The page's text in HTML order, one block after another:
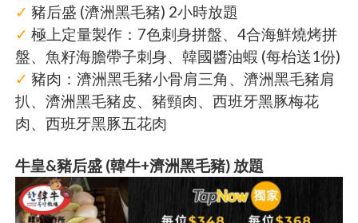
✓ 豬后盛 (濟洲黑毛豬) 2小時放題
✓ 極上定量製作：7色刺身拼盤、4合海鮮燒烤拼
盤、魚籽海膽帶子刺身、韓國醬油蝦 (每枱送1份)
✓豬肉：濟洲黑毛豬小骨肩三角、濟洲黑毛豬肩
扒、濟洲黑毛豬皮、豬頸肉、西班牙黑豚梅花
肉、西班牙黑豚五花肉
牛皇&豬后盛 (韓牛+濟洲黑毛豬) 放題